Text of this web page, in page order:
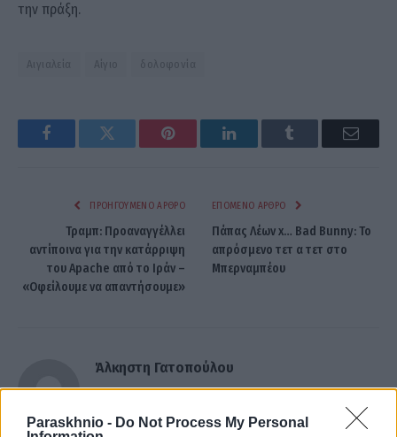
Paraskhnio - Do Not Process My Personal
την πράξη.
Αιγιαλεία Αίγιο δολοφονία
FacebookTwitter Pinterest LinkedInTumblr Email
ΠΡΟΗΓΟΎΜΕΝΟ ΆΡΘΡΟ
Τραμπ: Προαναγγέλλει
αντίποινα για την κατάρριψη
του Apache από το Ιράν –
«Οφείλουμε να απαντήσουμε»
ΕΠΌΜΕΝΟ ΆΡΘΡΟ
Πάπας Λέων x… Bad Bunny: Το
απρόσμενο τετ α τετ στο
Μπερναμπέου
Άλκηστη Γατοπούλου